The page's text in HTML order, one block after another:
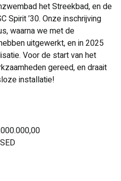
het Streekbad, en de
Spirit ’30. Onze inschrijving
waarna we met de
uitgewerkt, en in 2025
Voor de start van het
gereed, en draait
installatie!